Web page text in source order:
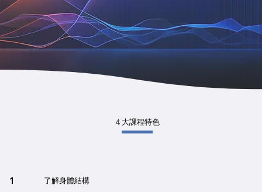
４大課程特色
1 了解身體結構